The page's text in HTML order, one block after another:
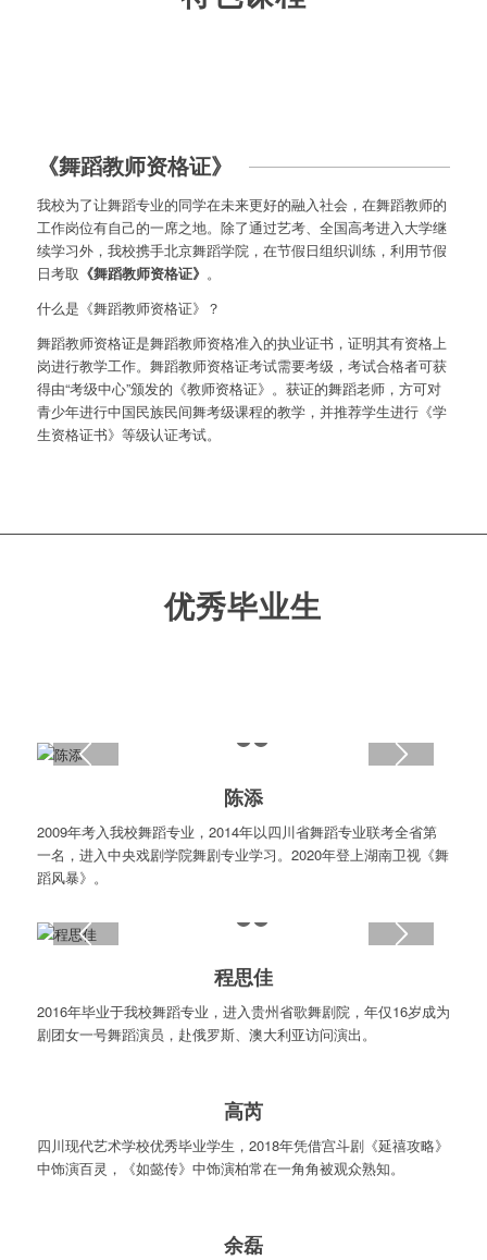
《舞蹈教师资格证》
我校为了让舞蹈专业的同学在未来更好的融入社会，在舞蹈教师的
工作岗位有自己的一席之地。除了通过艺考、全国高考进入大学继
续学习外，我校携手北京舞蹈学院，在节假日组织训练，利用节假
日考取 《舞蹈教师资格证》 。
什么是《舞蹈教师资格证》？
舞蹈教师资格证是舞蹈教师资格准入的执业证书，证明其有资格上
岗进行教学工作。舞蹈教师资格证考试需要考级，考试合格者可获
得由“考级中心”颁发的《教师资格证》。获证的舞蹈老师，方可对
青少年进行中国民族民间舞考级课程的教学，并推荐学生进行《学
生资格证书》等级认证考试。
优秀毕业生
陈添
2009年考入我校舞蹈专业，2014年以四川省舞蹈专业联考全省第
一名，进入中央戏剧学院舞剧专业学习。2020年登上湖南卫视《舞
蹈风暴》。
程思佳
2016年毕业于我校舞蹈专业，进入贵州省歌舞剧院，年仅16岁成为
剧团女一号舞蹈演员，赴俄罗斯、澳大利亚访问演出。
高芮
四川现代艺术学校优秀毕业学生，2018年凭借宫斗剧《延禧攻略》
中饰演百灵，《如懿传》中饰演柏常在一角角被观众熟知。
余磊